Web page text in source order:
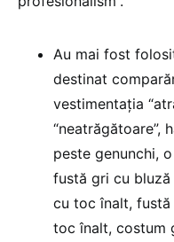
Au mai fost
destinat
vestimentația
“neatrăgătoare”,
peste genunchi,
fustă gri cu
cu toc înalt,
toc înalt, costum